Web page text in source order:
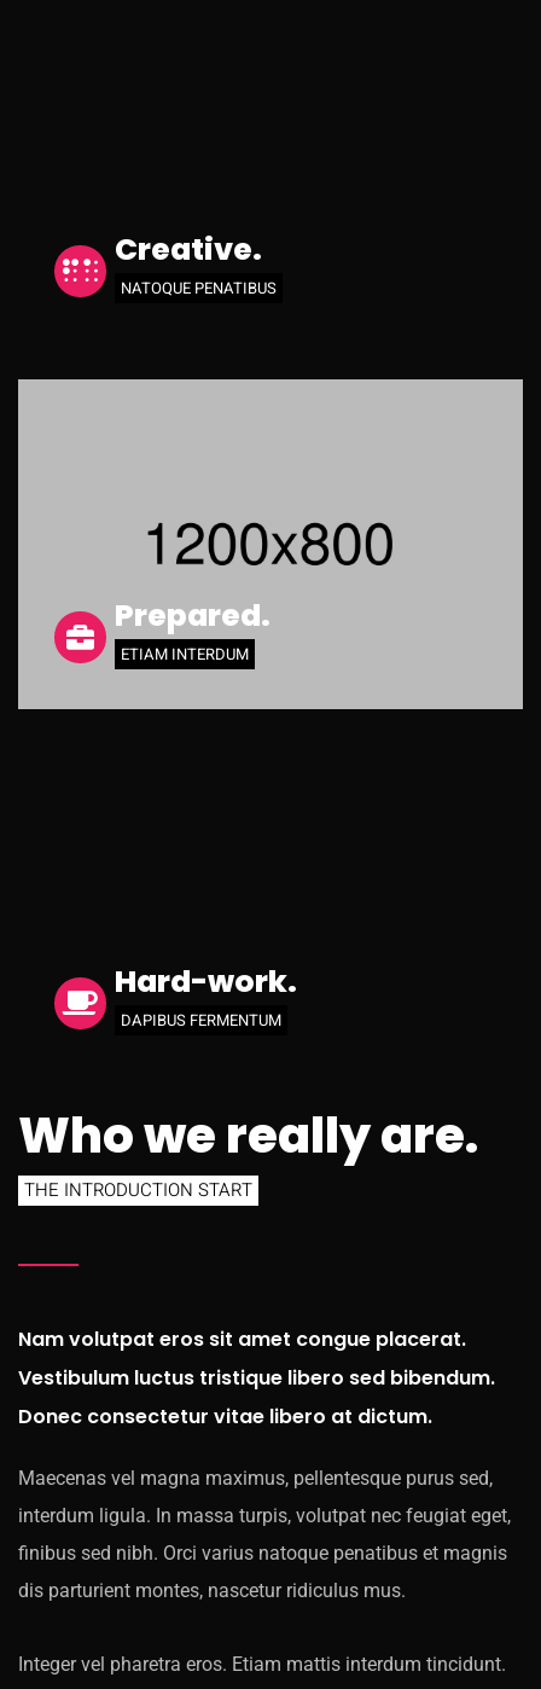
Creative.
NATOQUE PENATIBUS
Prepared.
ETIAM INTERDUM
Hard-work.
DAPIBUS FERMENTUM
Who we really are.
THE INTRODUCTION START
Nam volutpat eros sit amet congue placerat.
Vestibulum luctus tristique libero sed bibendum.
Donec consectetur vitae libero at dictum.
Maecenas vel magna maximus, pellentesque purus sed,
interdum ligula. In massa turpis, volutpat nec feugiat eget,
finibus sed nibh. Orci varius natoque penatibus et magnis
dis parturient montes, nascetur ridiculus mus.
Integer vel pharetra eros. Etiam mattis interdum tincidunt.